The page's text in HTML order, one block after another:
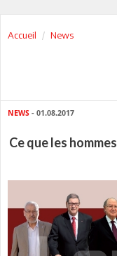
Accueil News
NEWS - 01.08.2017
Ce que les